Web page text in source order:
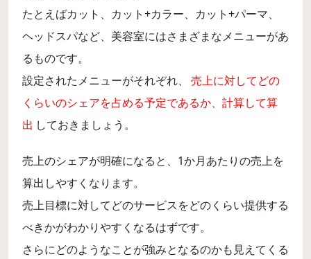
たとえばカット、カット+カラー、カット+パーマ、
ヘッドスパなど、美容室にはさまざまなメニューがあ
るものです。
設定されたメニューがそれぞれ、
売上に対してどの
くらいのシェアを占める予定であるか、計算して算
出 しておきましょう。
売上のシェアが明確になると、1か月あたりの売上を
算出しやすくなります。
売上目標に対してどのサービスをどのくらい提供する
べきかがわかりやすくなるはずです。
さらにどのようなことが強みとなるのかも見えてくる